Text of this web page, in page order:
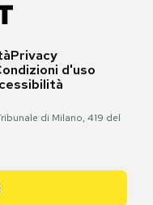
Privacy
d'uso
di Milano, 419 del